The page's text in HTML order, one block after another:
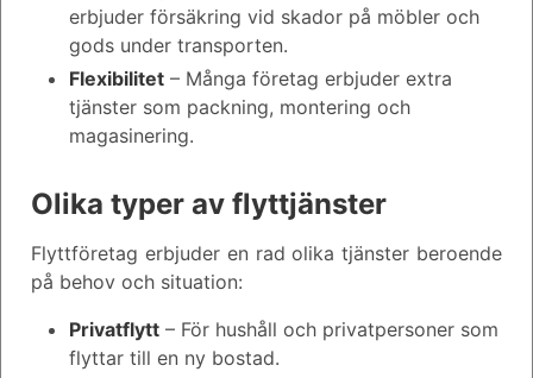
erbjuder försäkring vid skador på möbler och
gods under transporten.
Flexibilitet – Många företag erbjuder extra
tjänster som packning, montering och
magasinering.
Olika typer av flyttjänster
Flyttföretag erbjuder en rad olika tjänster beroende
på behov och situation:
Privatflytt – För hushåll och privatpersoner som
flyttar till en ny bostad.